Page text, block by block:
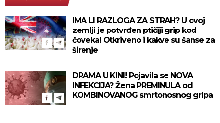
IMA LI RAZLOGA ZA STRAH? U ovoj
zemlji je potvrđen ptičiji grip kod
čoveka! Otkriveno i kakve su šanse za
širenje
DRAMA U KINI! Pojavila se NOVA
INFEKCIJA? Žena PREMINULA od
KOMBINOVANOG smrtonosnog gripa